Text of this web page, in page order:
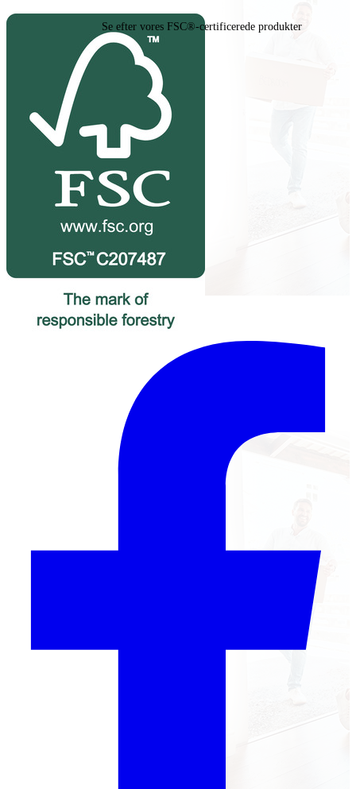
Se efter vores FSC®-certificerede produkter